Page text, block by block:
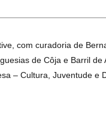
com curadoria de
de Côja e Barril de
– Cultura, Juventude e